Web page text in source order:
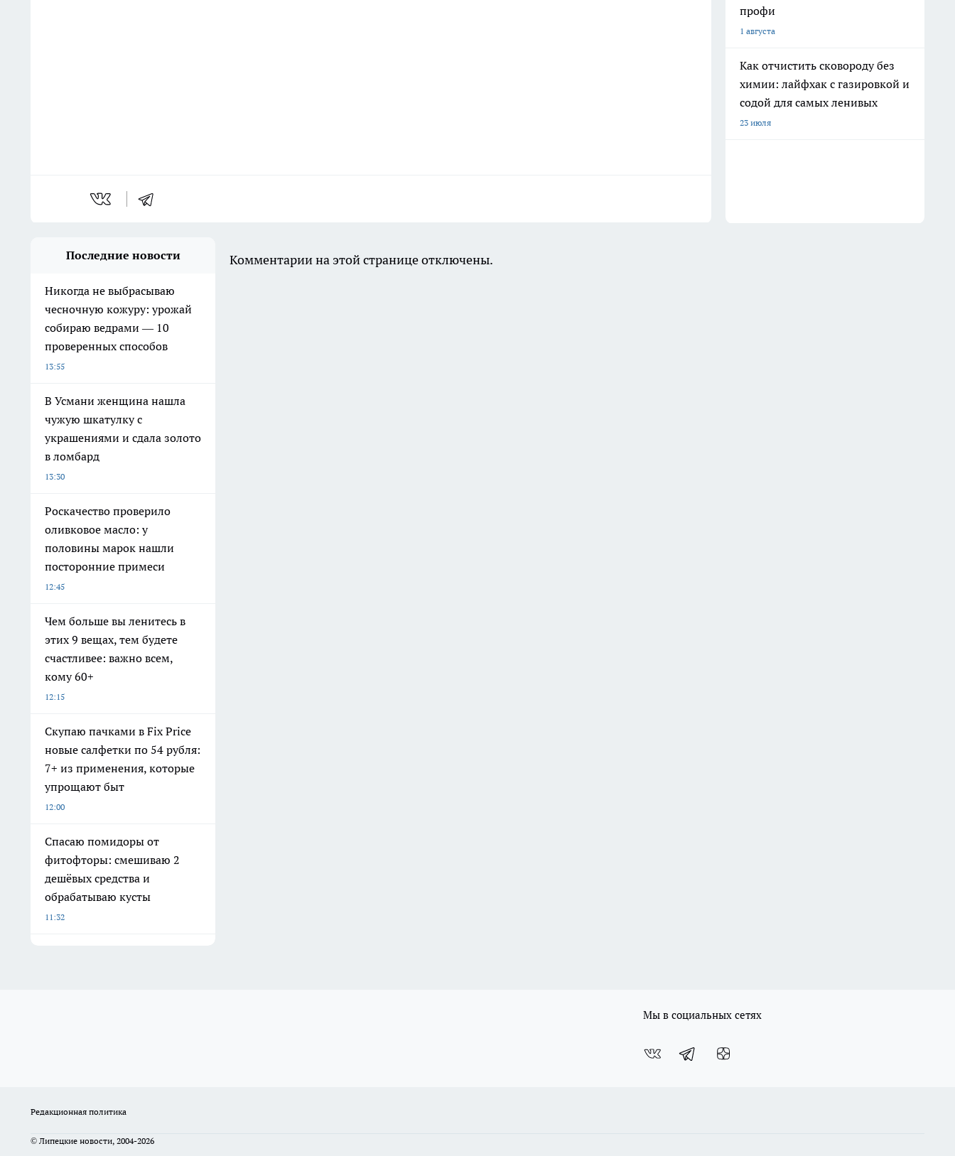
профи
1 августа
Как отчистить сковороду без
химии: лайфхак с газировкой и
содой для самых ленивых
23 июля
Последние новости
Никогда не выбрасываю
чесночную кожуру: урожай
собираю ведрами — 10
проверенных способов
13:55
В Усмани женщина нашла
чужую шкатулку с
украшениями и сдала золото
в ломбард
13:30
Роскачество проверило
оливковое масло: у
половины марок нашли
посторонние примеси
12:45
Чем больше вы ленитесь в
этих 9 вещах, тем будете
счастливее: важно всем,
кому 60+
12:15
Скупаю пачками в Fix Price
новые салфетки по 54 рубля:
7+ из применения, которые
упрощают быт
12:00
Спасаю помидоры от
фитофторы: смешиваю 2
дешёвых средства и
обрабатываю кусты
11:32
Комментарии на этой странице отключены.
Мы в социальных сетях
Редакционная политика
© Липецкие новости, 2004-2026